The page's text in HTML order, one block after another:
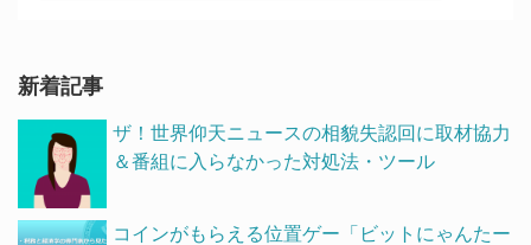
新着記事
ザ！世界仰天ニュースの相貌失認回に取材協力
＆番組に入らなかった対処法・ツール
コインがもらえる位置ゲー「ビットにゃんたー